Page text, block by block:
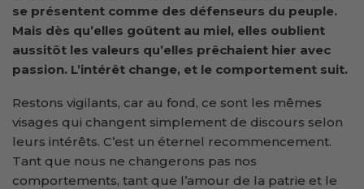
se présentent comme des défenseurs du peuple.
Mais dès qu’elles goûtent au miel, elles oublient
aussitôt les valeurs qu’elles prêchaient hier avec
passion. L’intérêt change, et le comportement suit.
Restons vigilants, car au fond, ce sont les mêmes
visages qui changent simplement de discours selon
leurs intérêts. C’est un éternel recommencement.
Tant que nous ne changerons pas nos
comportements, tant que l’amour de la patrie et le